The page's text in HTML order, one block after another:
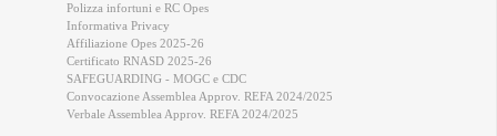
Polizza infortuni e RC Opes
Informativa Privacy
Affiliazione Opes 2025-26
Certificato RNASD 2025-26
SAFEGUARDING - MOGC e CDC
Convocazione Assemblea Approv. REFA 2024/2025
Verbale Assemblea Approv. REFA 2024/2025